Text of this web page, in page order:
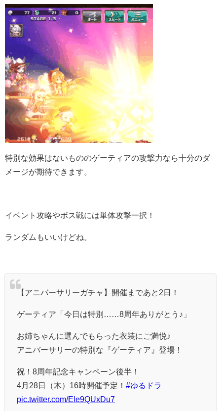
特別な効果はないもののゲーティアの攻撃力なら十分のダ
メージが期待できます。
イベント攻略やボス戦には単体攻撃一択！
ランダムもいいけどね。
【アニバーサリーガチャ】開催まであと2日！
ゲーティア「今日は特別……8周年ありがとう♪」
お姉ちゃんに選んでもらった衣装にご満悦♪
アニバーサリーの特別な『ゲーティア』登場！
祝！8周年記念キャンペーン後半！
4月28日（木）16時開催予定！ #ゆるドラ
pic.twitter.com/Ele9QUxDu7